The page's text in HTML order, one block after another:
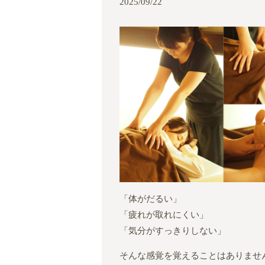
「体がだるい」
「疲れが取れにくい」
「気分がすっきりしない」
そんな感覚を覚えることはありませ